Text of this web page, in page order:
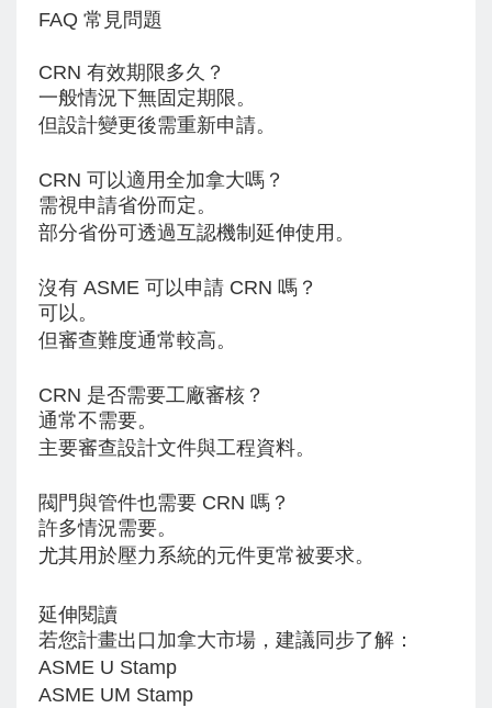
FAQ 常見問題
CRN 有效期限多久？
一般情況下無固定期限。
但設計變更後需重新申請。
CRN 可以適用全加拿大嗎？
需視申請省份而定。
部分省份可透過互認機制延伸使用。
沒有 ASME 可以申請 CRN 嗎？
可以。
但審查難度通常較高。
CRN 是否需要工廠審核？
通常不需要。
主要審查設計文件與工程資料。
閥門與管件也需要 CRN 嗎？
許多情況需要。
尤其用於壓力系統的元件更常被要求。
延伸閱讀
若您計畫出口加拿大市場，建議同步了解：
ASME U Stamp
ASME UM Stamp